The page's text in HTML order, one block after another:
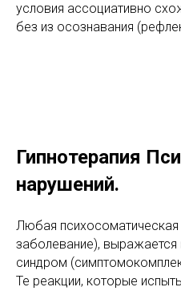
условия ассоциативно
без из осознавания
Гипнотерапия
нарушений.
Любая
заболевание),
синдром
Те реакции, которые